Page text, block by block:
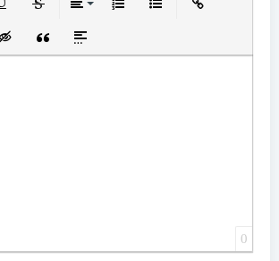
ЗачеркнутыйВыравнивание
ссылку
смайликскрытого текста
Вставка цитаты
Вставка спойлера
0